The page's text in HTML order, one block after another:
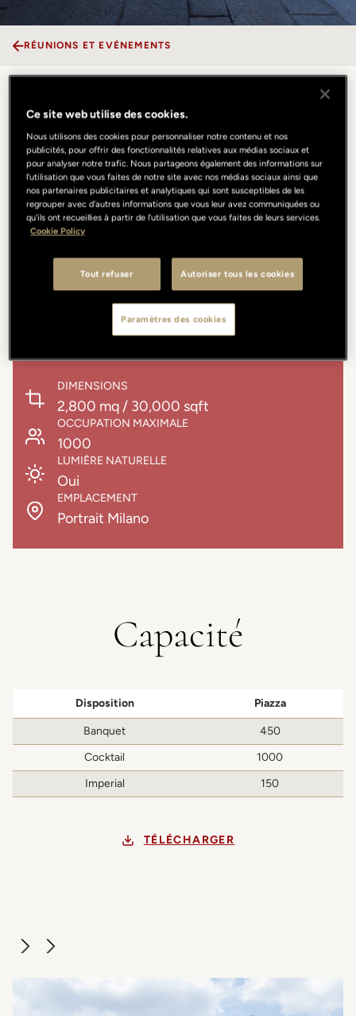
RÉUNIONS ET EVÉNEMENTS
Piazza
Située au cœur du Quadrilatère de la Mode, notre Piazza est la plus
grande du quartier avec ses 2 800 mètres carrés et constitue
aujourd’hui le théâtre d’événements internationaux, défilés de
mode, installations artistiques, concerts et dîners privés. Encadrée
par une élégante colonnade du XVIIe siècle, elle offre un décor
architectural spectaculaire qui sublime chaque occasion. En
Via Sant’Andrea, entre jardins et perspectives cachées, on
découvre un lieu inattendu au cœur de la ville. Une destination
unique dédiée aux événements d’exception, où histoire, élégance
et esprit contemporain coexistent en parfait équilibre.
DIMENSIONS
2,800 mq / 30,000 sqft
OCCUPATION MAXIMALE
1000
LUMIÈRE NATURELLE
Oui
EMPLACEMENT
Portrait Milano
Capacité
Disposition Piazza
Banquet
450
Cocktail
1000
Imperial
150
TÉLÉCHARGER
Ce site web utilise des cookies.
Nous utilisons des cookies pour personnaliser notre contenu et nos
publicités, pour offrir des fonctionnalités relatives aux médias sociaux et
pour analyser notre trafic. Nous partageons également des informations sur
l'utilisation que vous faites de notre site avec nos médias sociaux ainsi que
nos partenaires publicitaires et analytiques qui sont susceptibles de les
regrouper avec d'autres informations que vous leur avez communiquées ou
qu'ils ont recueillies à partir de l'utilisation que vous faites de leurs services.
Cookie Policy
Tout refuser Autoriser tous les cookies
Paramètres des cookies